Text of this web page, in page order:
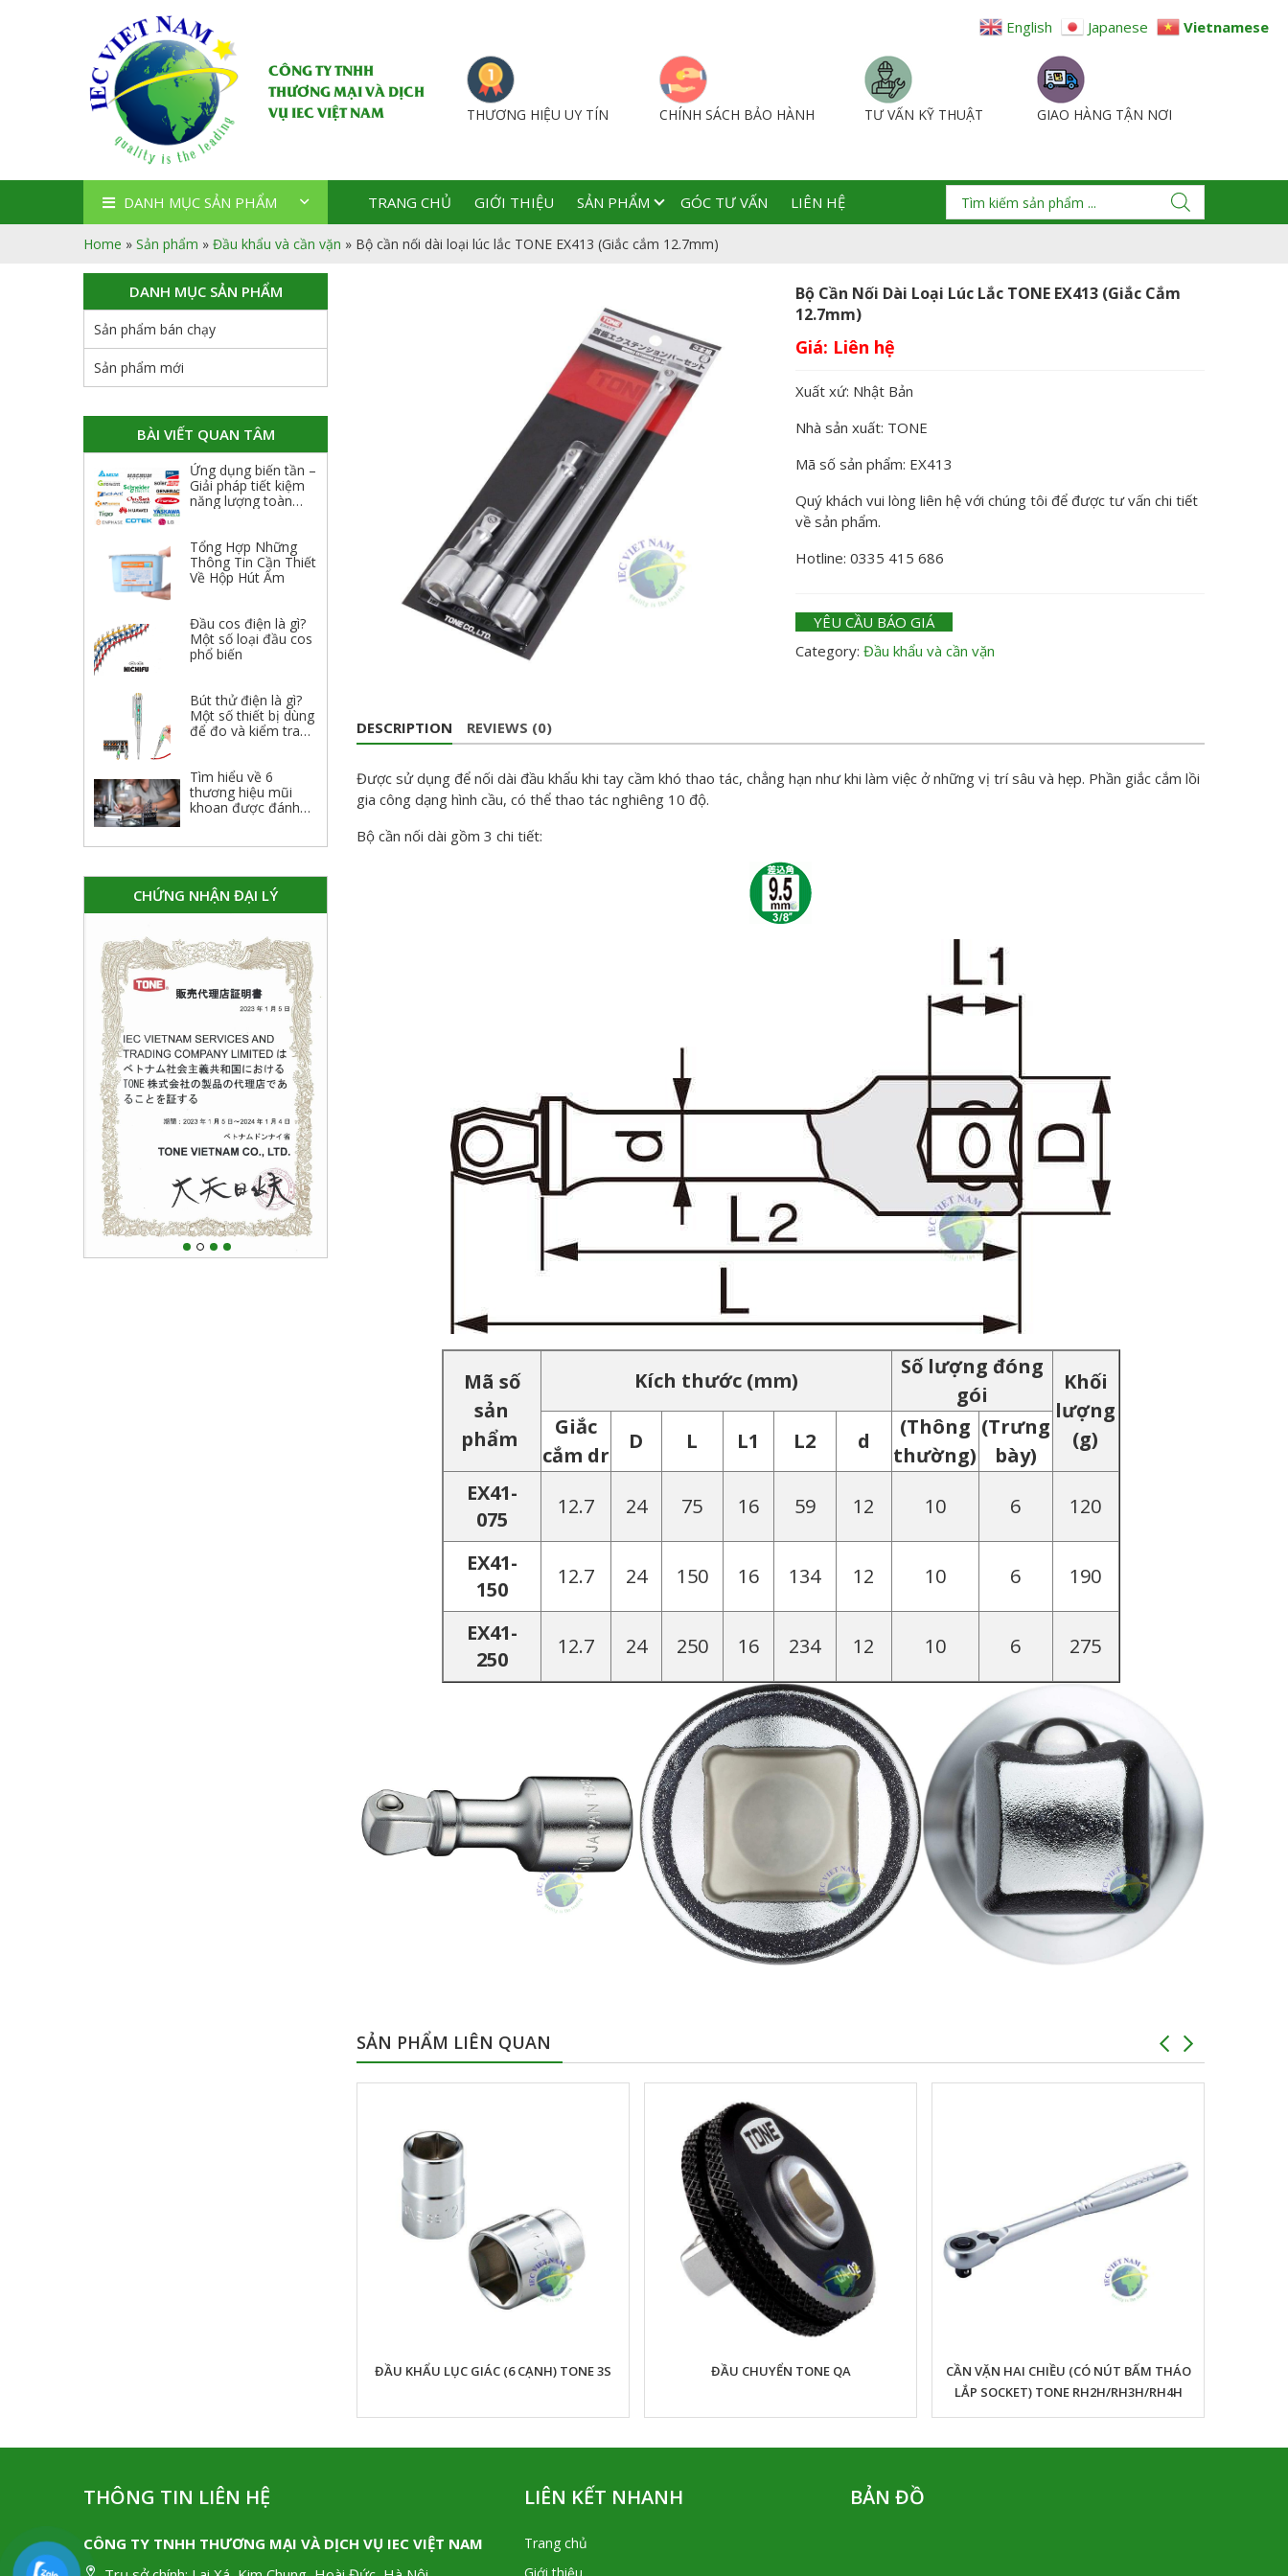
CÔNG TY TNHH
THƯƠNG MẠI VÀ DỊCH
VỤ IEC VIỆT NAM
THƯƠNG HIỆU UY TÍN CHÍNH SÁCH BẢO HÀNH TƯ VẤN KỸ THUẬT GIAO HÀNG TẬN NƠI
DANH MỤC SẢN PHẨM TRANG CHỦ GIỚI THIỆU SẢN PHẨM GÓC TƯ VẤN LIÊN HỆ
Home » Sản phẩm » Đầu khẩu và cần vặn » Bộ cần nối dài loại lúc lắc TONE EX413 (Giắc cắm 12.7mm)
Bộ Cần Nối Dài Loại Lúc Lắc TONE EX413 (Giắc Cắm
12.7mm)
Giá:
Xuất xứ: Nhật Bản
Nhà sản xuất: TONE
Mã số sản phẩm: EX413
Quý khách vui lòng liên hệ với chúng tôi để được tư vấn chi tiết
về sản phẩm.
Hotline: 0335 415 686
YÊU CẦU BÁO GIÁ
Category: Đầu khẩu và cần vặn
DESCRIPTION REVIEWS (0)
Được sử dụng để nối dài đầu khẩu khi tay cầm khó thao tác, chẳng hạn như khi làm việc ở những vị trí sâu và hẹp. Phần giắc cắm lồi
gia công dạng hình cầu, có thể thao tác nghiêng 10 độ.
Bộ cần nối dài gồm 3 chi tiết:
Mã số
sản
phẩm
Kích thước (mm)
Số lượng đóng
gói
Khối
lượng
(g)
Giắc
cắm dr
D L L1 L2 d
(Thông
thường)
(Trưng
bày)
EX41-
075
12.7 24 75 16 59 12 10 6 120
EX41-
150
12.7 24 150 16 134 12 10 6 190
EX41-
250
12.7 24 250 16 234 12 10 6 275
SẢN PHẨM LIÊN QUAN
ĐẦU KHẨU LỤC GIÁC (6 CẠNH) TONE 3S ĐẦU CHUYỂN TONE QA
CẦN VẶN HAI CHIỀU (CÓ NÚT BẤM THÁO
LẮP SOCKET) TONE RH2H/RH3H/RH4H
DANH MỤC SẢN PHẨM
Sản phẩm bán chạy
Sản phẩm mới
BÀI VIẾT QUAN TÂM
Ứng dụng biến tần –
Giải pháp tiết kiệm
năng lượng toàn
Tổng Hợp Những
Thông Tin Cần Thiết
Về Hộp Hút Ẩm
Đầu cos điện là gì?
Một số loại đầu cos
phổ biến
Bút thử điện là gì?
Một số thiết bị dùng
để đo và kiểm tra
Tìm hiểu về 6
thương hiệu mũi
khoan được đánh
CHỨNG NHẬN ĐẠI LÝ
THÔNG TIN LIÊN HỆ
CÔNG TY TNHH THƯƠNG MẠI VÀ DỊCH VỤ IEC VIỆT NAM
LIÊN KẾT NHANH
Trang chủ
BẢN ĐỒ
English Japanese Vietnamese